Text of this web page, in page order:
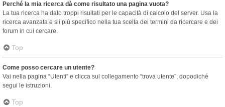
Perché la mia ricerca dà come risultato una pagina vuota?
La tua ricerca ha dato troppi risultati per le capacità di calcolo del server. Usa la
ricerca avanzata e sii più specifico nella tua scelta dei termini da ricercare e dei
forum in cui cercare.
Top
Come posso cercare un utente?
Vai nella pagina “Utenti” e clicca sul collegamento “trova utente”, dopodiché
segui le istruzioni.
Top